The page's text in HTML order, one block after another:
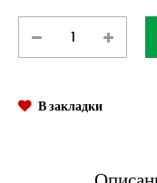
В закладки